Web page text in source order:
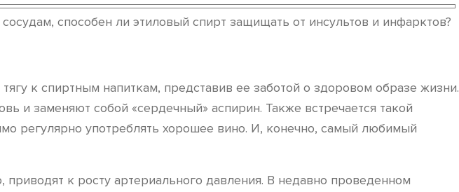
способен ли этиловый спирт защищать от инсультов и инфарктов?
к спиртным напиткам, представив ее заботой о здоровом образе жизни.
и заменяют собой «сердечный» аспирин. Также встречается такой
регулярно употреблять хорошее вино. И, конечно, самый любимый
к росту артериального давления. В недавно проведенном